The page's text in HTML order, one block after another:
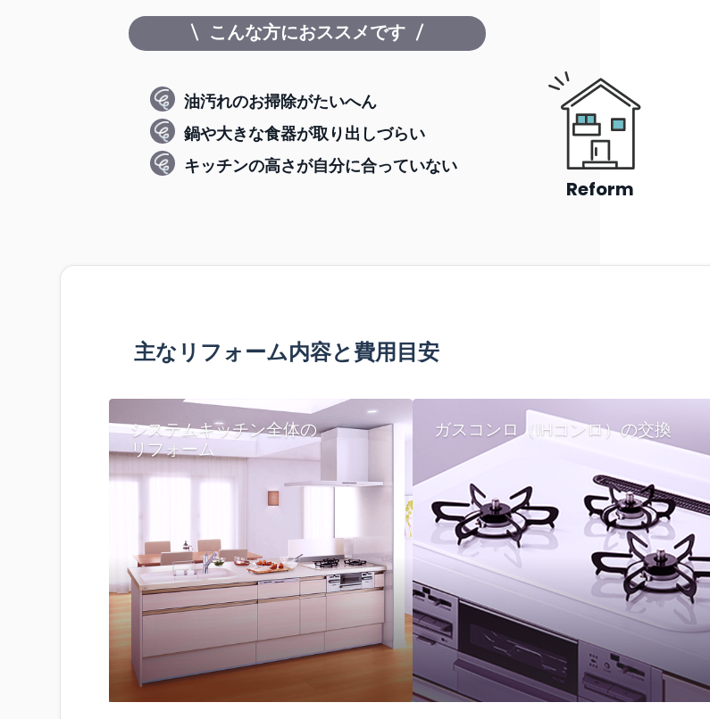
こんな方におススメです
油汚れのお掃除がたいへん
鍋や大きな食器が取り出しづらい
キッチンの高さが自分に合っていない
Reform
主なリフォーム内容と費用目安
システムキッチン全体の
リフォーム
ガスコンロ（IHコンロ）の交換